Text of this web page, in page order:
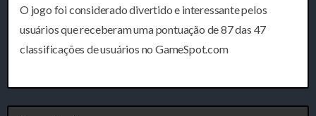
O jogo foi considerado divertido e interessante pelos
usuários que receberam uma pontuação de 87 das 47
classificações de usuários no GameSpot.com